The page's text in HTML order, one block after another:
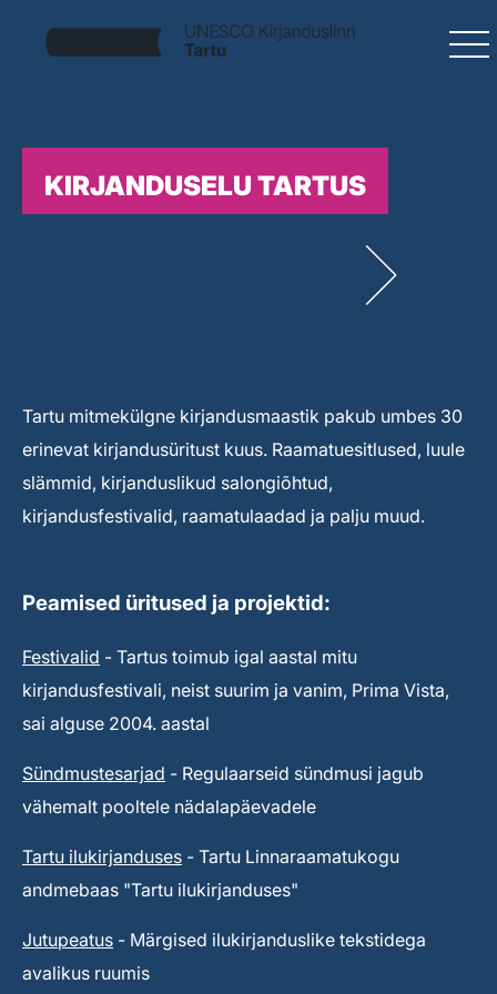
KIRJANDUSELU TARTUS
Tartu mitmekülgne kirjandusmaastik pakub umbes 30
erinevat kirjandusüritust kuus. Raamatuesitlused, luule
slämmid, kirjanduslikud salongiõhtud,
kirjandusfestivalid, raamatulaadad ja palju muud.
Peamised üritused ja projektid:
Festivalid - Tartus toimub igal aastal mitu
kirjandusfestivali, neist suurim ja vanim, Prima Vista,
sai alguse 2004. aastal
Sündmustesarjad - Regulaarseid sündmusi jagub
vähemalt pooltele nädalapäevadele
Tartu ilukirjanduses - Tartu Linnaraamatukogu
andmebaas "Tartu ilukirjanduses"
Jutupeatus - Märgised ilukirjanduslike tekstidega
avalikus ruumis